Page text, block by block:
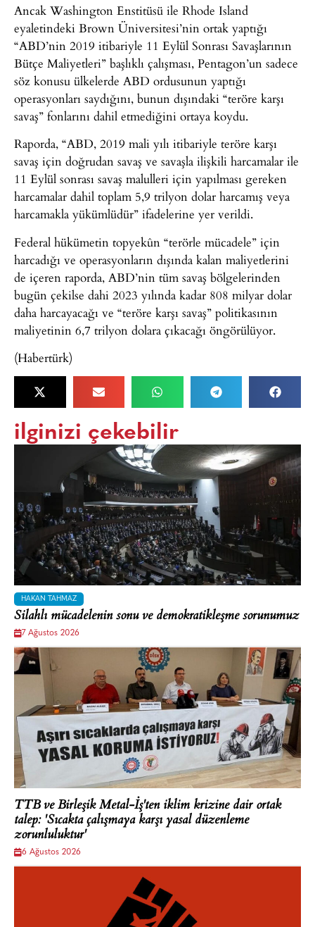
Ancak Washington Enstitüsü ile Rhode Island
eyaletindeki Brown Üniversitesi’nin ortak yaptığı
“ABD’nin 2019 itibariyle 11 Eylül Sonrası Savaşlarının
Bütçe Maliyetleri” başlıklı çalışması, Pentagon’un sadece
söz konusu ülkelerde ABD ordusunun yaptığı
operasyonları saydığını, bunun dışındaki “teröre karşı
savaş” fonlarını dahil etmediğini ortaya koydu.
Raporda, “ABD, 2019 mali yılı itibariyle teröre karşı
savaş için doğrudan savaş ve savaşla ilişkili harcamalar ile
11 Eylül sonrası savaş malulleri için yapılması gereken
harcamalar dahil toplam 5,9 trilyon dolar harcamış veya
harcamakla yükümlüdür” ifadelerine yer verildi.
Federal hükümetin topyekûn “terörle mücadele” için
harcadığı ve operasyonların dışında kalan maliyetlerini
de içeren raporda, ABD’nin tüm savaş bölgelerinden
bugün çekilse dahi 2023 yılında kadar 808 milyar dolar
daha harcayacağı ve “teröre karşı savaş” politikasının
maliyetinin 6,7 trilyon dolara çıkacağı öngörülüyor.
(Habertürk)
ilginizi çekebilir
HAKAN TAHMAZ
Silahlı mücadelenin sonu ve demokratikleşme sorunumuz
7 Ağustos 2026
TTB ve Birleşik Metal-İş'ten iklim krizine dair ortak
talep: 'Sıcakta çalışmaya karşı yasal düzenleme
zorunluluktur'
6 Ağustos 2026